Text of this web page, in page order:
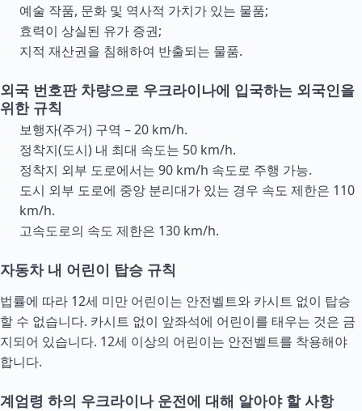
예술 작품, 문화 및 역사적 가치가 있는 물품;
효력이 상실된 유가 증권;
지적 재산권을 침해하여 반출되는 물품.
외국 번호판 차량으로 우크라이나에 입국하는 외국인을
위한 규칙
보행자(주거) 구역 – 20 km/h.
정착지(도시) 내 최대 속도는 50 km/h.
정착지 외부 도로에서는 90 km/h 속도로 주행 가능.
도시 외부 도로에 중앙 분리대가 있는 경우 속도 제한은 110
km/h.
고속도로의 속도 제한은 130 km/h.
자동차 내 어린이 탑승 규칙
법률에 따라 12세 미만 어린이는 안전벨트와 카시트 없이 탑승
할 수 없습니다. 카시트 없이 앞좌석에 어린이를 태우는 것은 금
지되어 있습니다. 12세 이상의 어린이는 안전벨트를 착용해야
합니다.
계엄령 하의 우크라이나 운전에 대해 알아야 할 사항